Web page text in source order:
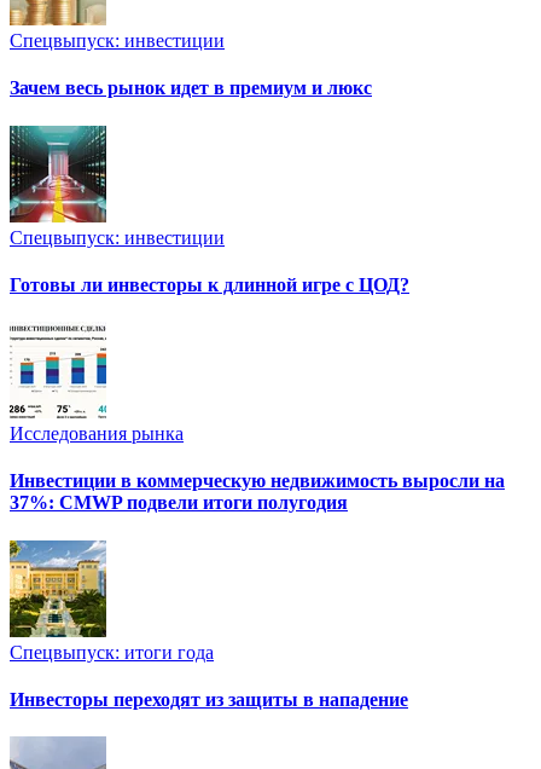
Спецвыпуск: инвестиции
Зачем весь рынок идет в премиум и люкс
Спецвыпуск: инвестиции
Готовы ли инвесторы к длинной игре с ЦОД?
Исследования рынка
Инвестиции в коммерческую недвижимость выросли на
37%: CMWP подвели итоги полугодия
Спецвыпуск: итоги года
Инвесторы переходят из защиты в нападение